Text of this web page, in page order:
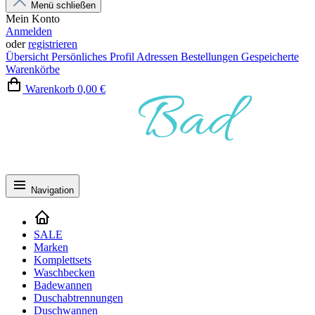
Menü schließen
Mein Konto
Anmelden
oderregistrieren
Übersicht Persönliches Profil Adressen Bestellungen Gespeicherte
Warenkörbe
Warenkorb 0,00 €
Navigation
SALE
Marken
Komplettsets
Waschbecken
Badewannen
Duschabtrennungen
Duschwannen